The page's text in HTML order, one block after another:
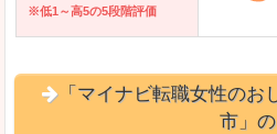
※低1～高5の5段階評価
「マイナビ転職女性の
市」の